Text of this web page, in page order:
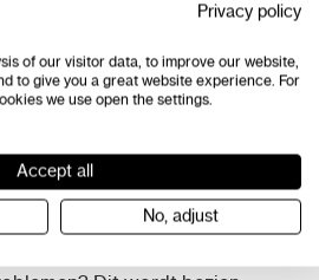
van specificiteit.
we dat het een
met automatisering is.
factoren in het kind of
Privacy policy
of our visitor data, to improve our website,
to give you a great website experience. For
we use open the settings.
Accept all
No, adjust